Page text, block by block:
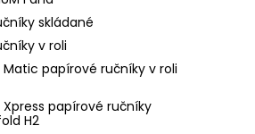
skládané
v roli
Matic papírové ručníky v roli
Xpress papírové ručníky
H2